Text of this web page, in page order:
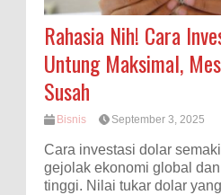
Rahasia Nih! Cara
Untung Maksimal,
Susah
Bisnis September 3, 2025
Cara investasi dolar
gejolak ekonomi global
tinggi. Nilai tukar dolar